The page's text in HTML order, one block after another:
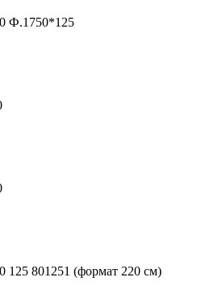
Ф.1750*125
125 801251 (формат 220 см)